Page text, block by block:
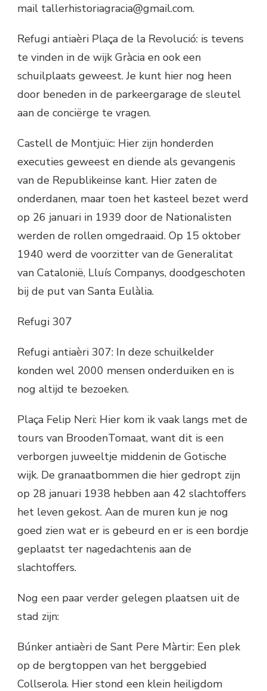
mail tallerhistoriagracia@gmail.com.
Refugi antiaèri Plaça de la Revolució: is tevens
te vinden in de wijk Gràcia en ook een
schuilplaats geweest. Je kunt hier nog heen
door beneden in de parkeergarage de sleutel
aan de conciërge te vragen.
Castell de Montjuïc: Hier zijn honderden
executies geweest en diende als gevangenis
van de Republikeinse kant. Hier zaten de
onderdanen, maar toen het kasteel bezet werd
op 26 januari in 1939 door de Nationalisten
werden de rollen omgedraaid. Op 15 oktober
1940 werd de voorzitter van de Generalitat
van Catalonië, Lluís Companys, doodgeschoten
bij de put van Santa Eulàlia.
Refugi 307
Refugi antiaèri 307: In deze schuilkelder
konden wel 2000 mensen onderduiken en is
nog altijd te bezoeken.
Plaça Felip Neri: Hier kom ik vaak langs met de
tours van BroodenTomaat, want dit is een
verborgen juweeltje middenin de Gotische
wijk. De granaatbommen die hier gedropt zijn
op 28 januari 1938 hebben aan 42 slachtoffers
het leven gekost. Aan de muren kun je nog
goed zien wat er is gebeurd en er is een bordje
geplaatst ter nagedachtenis aan de
slachtoffers.
Nog een paar verder gelegen plaatsen uit de
stad zijn:
Búnker antiaèri de Sant Pere Màrtir: Een plek
op de bergtoppen van het berggebied
Collserola. Hier stond een klein heiligdom